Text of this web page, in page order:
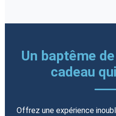
Un baptême
cadeau
Offrez une expérience